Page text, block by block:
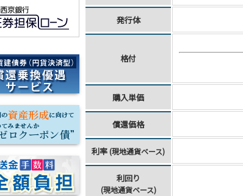
発行体
格付
購入単価
償還価格
利率 (現地通貨ベース)
利回り
(現地通貨ベース)